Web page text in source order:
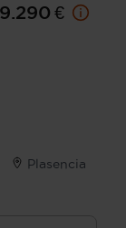
€
Plasencia